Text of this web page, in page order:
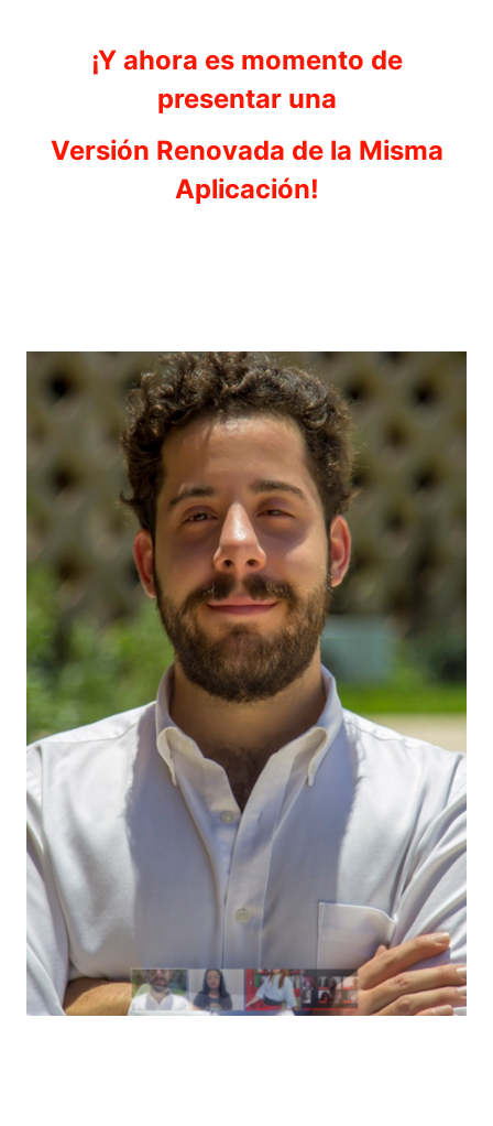
¡Y ahora es momento de
presentar una
Versión Renovada de la Misma
Aplicación!